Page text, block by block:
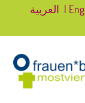
العربية |